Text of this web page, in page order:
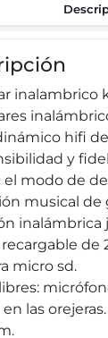
inalambrico
hifi
y
modo de
musical de
inalámbrica
de
micro sd.
las orejeras.